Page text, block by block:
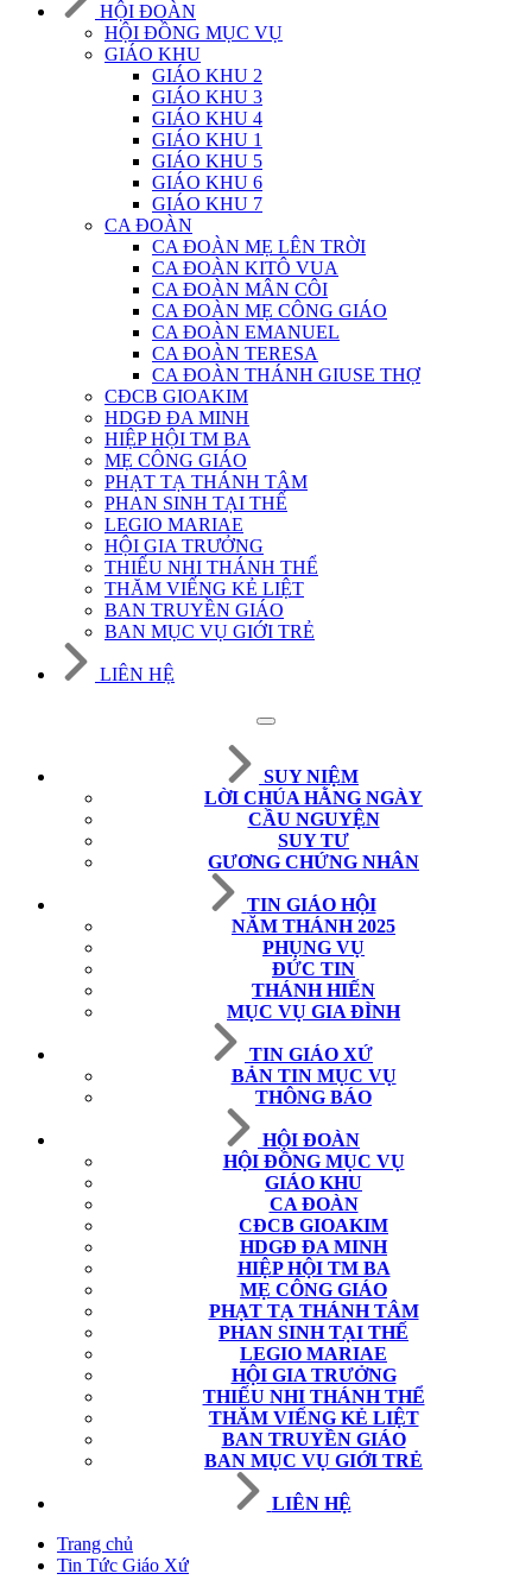
HỘI ĐOÀN
HỘI ĐỒNG MỤC VỤ
GIÁO KHU
GIÁO KHU 2
GIÁO KHU 3
GIÁO KHU 4
GIÁO KHU 1
GIÁO KHU 5
GIÁO KHU 6
GIÁO KHU 7
CA ĐOÀN
CA ĐOÀN MẸ LÊN TRỜI
CA ĐOÀN KITÔ VUA
CA ĐOÀN MÂN CÔI
CA ĐOÀN MẸ CÔNG GIÁO
CA ĐOÀN EMANUEL
CA ĐOÀN TERESA
CA ĐOÀN THÁNH GIUSE THỢ
CĐCB GIOAKIM
HDGĐ ĐA MINH
HIỆP HỘI TM BA
MẸ CÔNG GIÁO
PHẠT TẠ THÁNH TÂM
PHAN SINH TẠI THẾ
LEGIO MARIAE
HỘI GIA TRƯỞNG
THIẾU NHI THÁNH THỂ
THĂM VIẾNG KẺ LIỆT
BAN TRUYỀN GIÁO
BAN MỤC VỤ GIỚI TRẺ
LIÊN HỆ
SUY NIỆM
LỜI CHÚA HẰNG NGÀY
CẦU NGUYỆN
SUY TƯ
GƯƠNG CHỨNG NHÂN
TIN GIÁO HỘI
NĂM THÁNH 2025
PHỤNG VỤ
ĐỨC TIN
THÁNH HIẾN
MỤC VỤ GIA ĐÌNH
TIN GIÁO XỨ
BẢN TIN MỤC VỤ
THÔNG BÁO
HỘI ĐOÀN
HỘI ĐỒNG MỤC VỤ
GIÁO KHU
CA ĐOÀN
CĐCB GIOAKIM
HDGĐ ĐA MINH
HIỆP HỘI TM BA
MẸ CÔNG GIÁO
PHẠT TẠ THÁNH TÂM
PHAN SINH TẠI THẾ
LEGIO MARIAE
HỘI GIA TRƯỞNG
THIẾU NHI THÁNH THỂ
THĂM VIẾNG KẺ LIỆT
BAN TRUYỀN GIÁO
BAN MỤC VỤ GIỚI TRẺ
LIÊN HỆ
Trang chủ
Tin Tức Giáo Xứ